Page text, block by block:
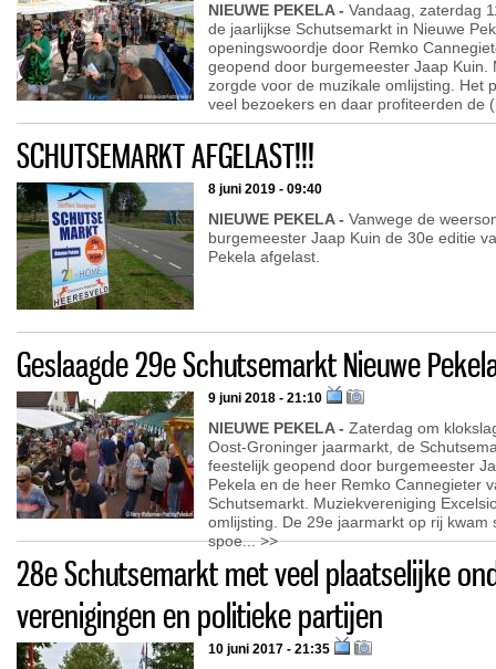
NIEUWE PEKELA - Vandaag, zaterdag
de jaarlijkse Schutsemarkt in Nieuwe
openingswoordje door Remko
geopend door burgemeester Jaap Kuin.
zorgde voor de muzikale omlijsting. Het
veel bezoekers en daar profiteerden de
SCHUTSEMARKT AFGELAST!!!
8 juni 2019 - 09:40
NIEUWE PEKELA - Vanwege de
burgemeester Jaap Kuin de 30e editie
Pekela afgelast.
Geslaagde 29e Schutsemarkt Nieuwe
9 juni 2018 - 21:10
NIEUWE PEKELA - Zaterdag om
Oost-Groninger jaarmarkt, de
feestelijk geopend door burgemeester
Pekela en de heer Remko Cannegieter
Schutsemarkt. Muziekvereniging
omlijsting. De 29e jaarmarkt op rij kwam
spoe... >>
28e Schutsemarkt met veel plaatselijke
verenigingen en politieke partijen
10 juni 2017 - 21:35